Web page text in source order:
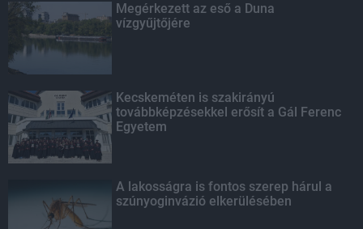
Megérkezett az eső a Duna
vízgyűjtőjére
Kecskeméten is szakirányú
továbbképzésekkel erősít a Gál Ferenc
Egyetem
A lakosságra is fontos szerep hárul a
szúnyoginvázió elkerülésében